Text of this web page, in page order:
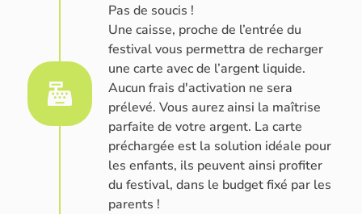
Pas de soucis !
Une caisse, proche de l’entrée du
festival vous permettra de recharger
une carte avec de l’argent liquide.
Aucun frais d'activation ne sera
prélevé. Vous aurez ainsi la maîtrise
parfaite de votre argent. La carte
préchargée est la solution idéale pour
les enfants, ils peuvent ainsi profiter
du festival, dans le budget fixé par les
parents !